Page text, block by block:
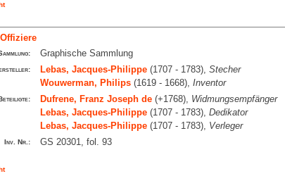
Graphische Sammlung
Lebas, Jacques-Philippe(1707 - 1783), Stecher
Wouwerman, Philips(1619 - 1668), Inventor
Dufrene, Franz Joseph de(+1768), Widmungsempfänger
Lebas, Jacques-Philippe(1707 - 1783), Dedikator
Lebas, Jacques-Philippe(1707 - 1783), Verleger
Inv. Nr.: GS 20301, fol. 93